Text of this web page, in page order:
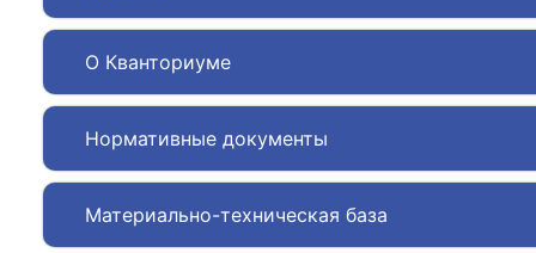
О Кванториуме
Нормативные документы
Материально-техническая база